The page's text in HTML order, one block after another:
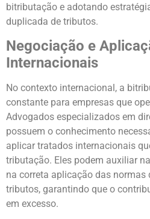
bitributação e adotando
duplicada de tributos.
Negociação e
Internacionais
No contexto internacional, a
constante para empresas que
Advogados especializados em
possuem o conhecimento
aplicar tratados internacionais
tributação. Eles podem auxiliar
na correta aplicação das normas
tributos, garantindo que o
em excesso.